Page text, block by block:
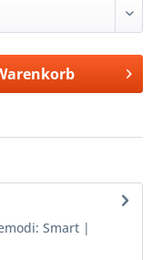
Smart |